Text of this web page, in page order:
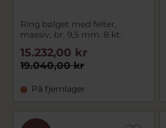
Ring bølget med felter,
massiv, br. 9,5 mm. 8 kt.
19.040,00 kr
15.232,00 kr
På fjernlager